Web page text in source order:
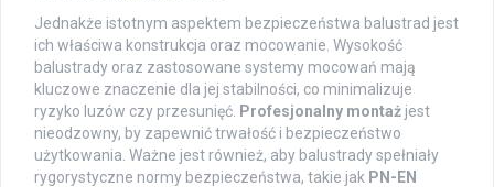
Jednakże istotnym aspektem bezpieczeństwa balustrad jest
ich właściwa konstrukcja oraz mocowanie. Wysokość
balustrady oraz zastosowane systemy mocowań mają
kluczowe znaczenie dla jej stabilności, co minimalizuje
ryzyko luzów czy przesunięć. Profesjonalny montaż jest
nieodzowny, by zapewnić trwałość i bezpieczeństwo
użytkowania. Ważne jest również, aby balustrady spełniały
rygorystyczne normy bezpieczeństwa, takie jak PN-EN